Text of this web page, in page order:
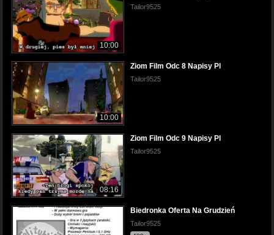
10:00
Tailor9525
10:00
Ziom Film Odc 8 Napisy Pl
Tailor9525
08:16
Ziom Film Odc 9 Napisy Pl
Tailor9525
Biedronka Oferta Na Grudzień
Tailor9525